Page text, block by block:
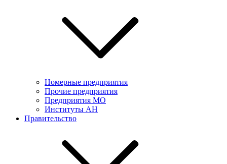
Номерные предприятия
Прочие предприятия
Предприятия МО
Институты АН
Правительство